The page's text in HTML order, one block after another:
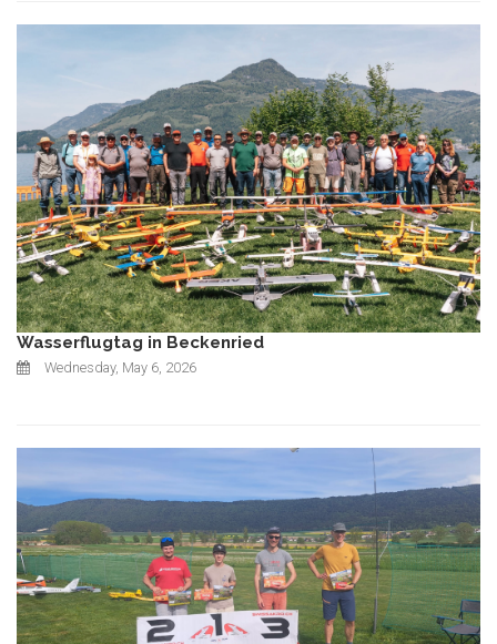
Wasserflugtag in Beckenried
Wednesday, May 6, 2026